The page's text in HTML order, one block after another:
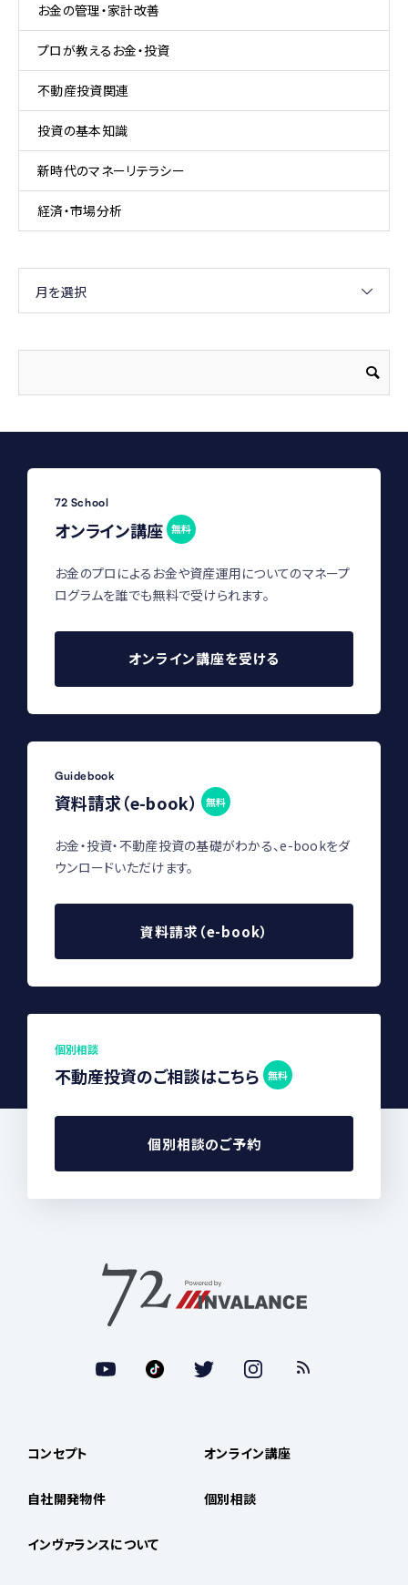
お金の管理・家計改善
プロが教えるお金・投資
不動産投資関連
投資の基本知識
新時代のマネーリテラシー
経済・市場分析
月を選択
72 School
オンライン講座 無料
お金のプロによるお金や資産運用についてのマネープ
ログラムを誰でも無料で受けられます。
オンライン講座を受ける
Guidebook
資料請求（e-book） 無料
お金・投資・不動産投資の基礎がわかる、e-bookをダ
ウンロードいただけます。
資料請求（e-book）
個別相談
不動産投資のご相談はこちら 無料
個別相談のご予約
コンセプト
自社開発物件
インヴァランスについて
オンライン講座
個別相談